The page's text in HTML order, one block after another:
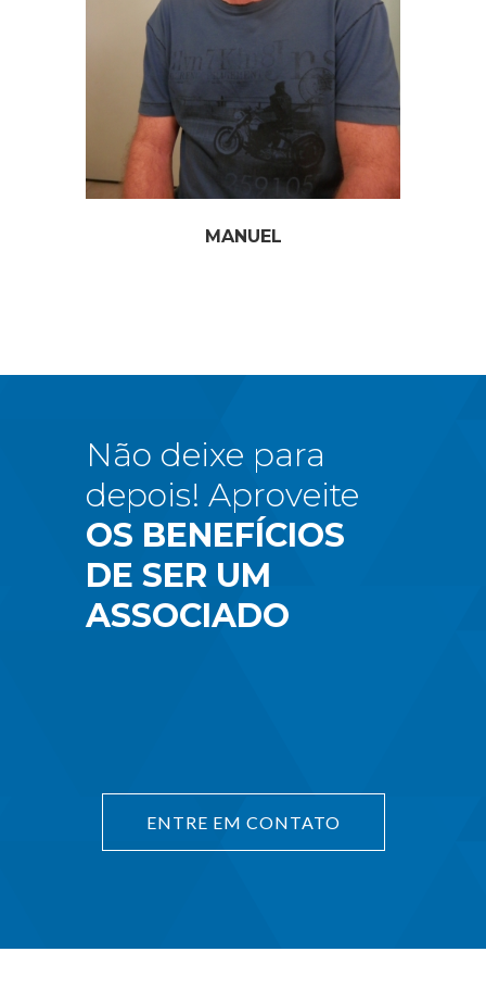
MANUEL
Não deixe para
depois! Aproveite
OS BENEFÍCIOS
DE SER UM
ASSOCIADO
ENTRE EM CONTATO